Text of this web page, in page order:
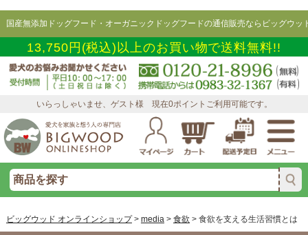
国産無添加ドッグフード・オーガニックドッグフードの通信販売ならビッグウッ
13,750円(税込)以上のお買い物で送料無料!!
いらっしゃいませ、ゲスト様 現在0ポイントご利用可能です。
ビッグウッド オンラインショップ> media> 食欲 > 食欲を支える生活習慣とは